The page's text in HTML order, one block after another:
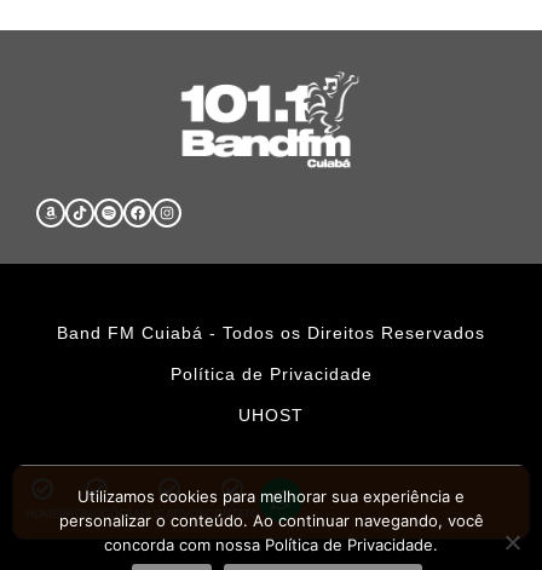
Band FM Cuiabá - Todos os Direitos Reservados
Política de Privacidade
UHOST
PROMOÇÕESAPLICATIVOS CONTATO
Utilizamos cookies para melhorar sua experiência e
personalizar o conteúdo. Ao continuar navegando, você
concorda com nossa Política de Privacidade.